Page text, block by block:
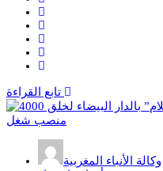
وكالة الأنباء المغربية